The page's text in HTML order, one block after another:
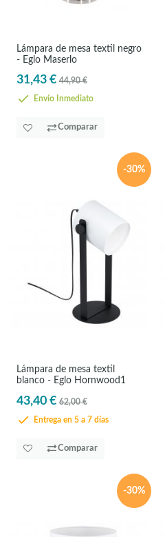
Lámpara de mesa textil negro
- Eglo Maserlo
31,43 € 44,90 €
Envío Inmediato
Comparar
-30%
Lámpara de mesa textil
blanco - Eglo Hornwood1
43,40 € 62,00 €
Entrega en 5 a 7 días
Comparar
-30%